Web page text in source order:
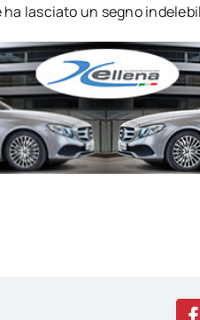
lasciato un segno